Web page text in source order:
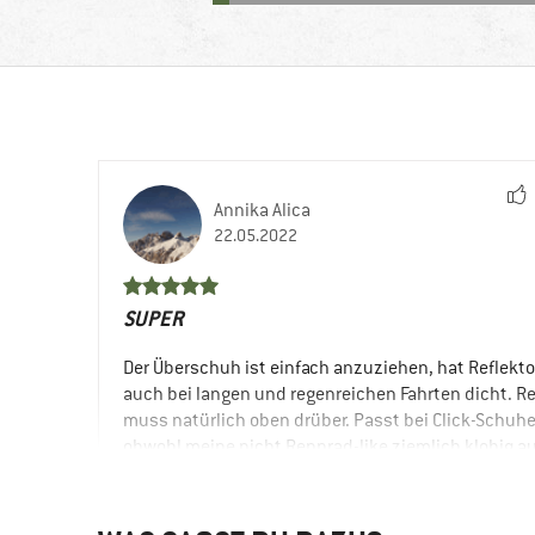
Annika Alica
22.05.2022
SUPER
Der Überschuh ist einfach anzuziehen, hat
auch bei langen und regenreichen Fahrten dicht.
muss natürlich oben drüber. Passt bei Click-
obwohl meine nicht Rennrad-like ziemlich klobig
geben die meisten Überschuhe schon nach kurzer